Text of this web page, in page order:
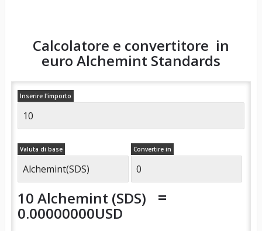
Calcolatore e convertitore in
euro Alchemint Standards
Inserire l'importo
Valuta di base Convertire in
10 Alchemint (SDS) =
0.00000000USD